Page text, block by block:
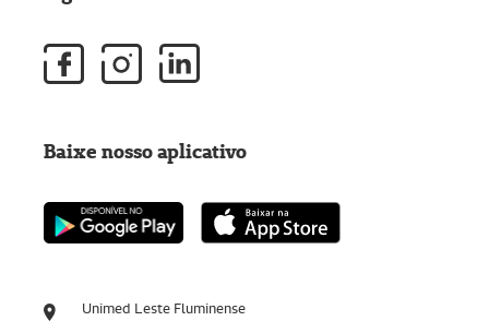
Unimed Leste Fluminense
Baixe nosso aplicativo